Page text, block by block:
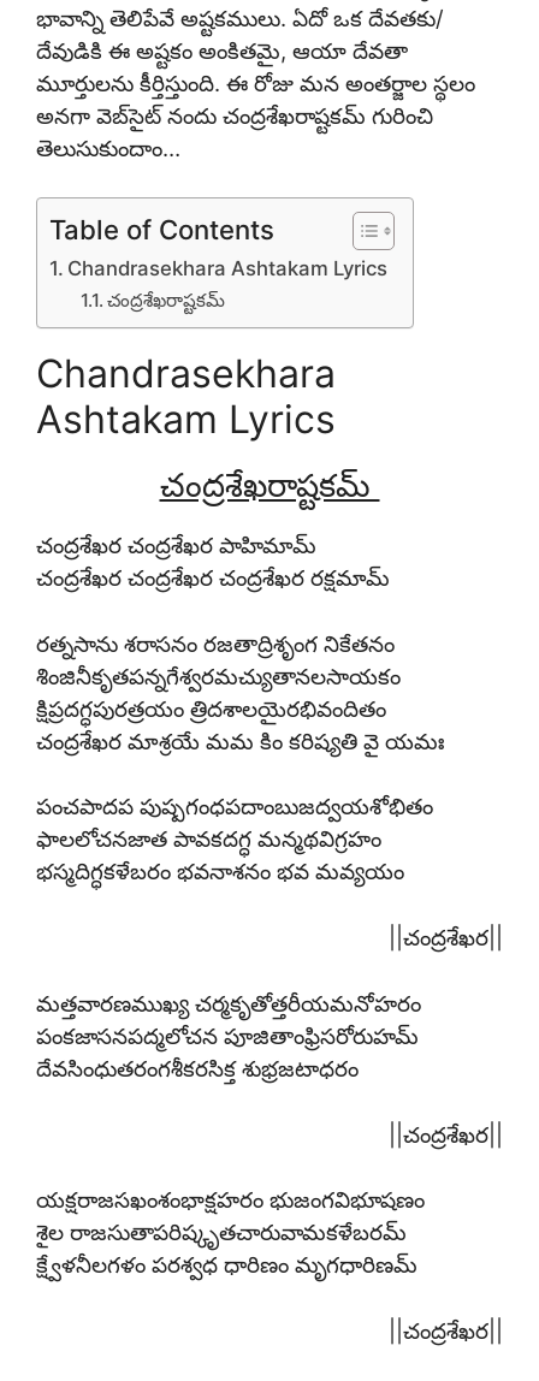
భావాన్ని తెలిపేవే అష్టకములు. ఏదో ఒక దేవతకు/
దేవుడికి ఈ అష్టకం అంకితమై, ఆయా దేవతా
మూర్తులను కీర్తిస్తుంది. ఈ రోజు మన అంతర్జాల స్థలం
అనగా వెబ్‌సైట్ నందు చంద్రశేఖరాష్టకమ్ గురించి
తెలుసుకుందాం…
Table of Contents
Chandrasekhara Ashtakam Lyrics
చంద్రశేఖరాష్టకమ్
Chandrasekhara
Ashtakam Lyrics
చంద్రశేఖరాష్టకమ్
చంద్రశేఖర చంద్రశేఖర పాహిమామ్
చంద్రశేఖర చంద్రశేఖర చంద్రశేఖర రక్షమామ్
రత్నసాను శరాసనం రజతాద్రిశృంగ నికేతనం
శింజినీకృతపన్నగేశ్వరమచ్యుతానలసాయకం
క్షిప్రదగ్ధపురత్రయం త్రిదశాలయైరభివందితం
చంద్రశేఖర మాశ్రయే మమ కిం కరిష్యతి వై యమః
పంచపాదప పుష్పగంధపదాంబుజద్వయశోభితం
ఫాలలోచనజాత పావకదగ్ధ మన్మథవిగ్రహం
భస్మదిగ్ధకళేబరం భవనాశనం భవ మవ్యయం
||చంద్రశేఖర||
మత్తవారణముఖ్య చర్మకృతోత్తరీయమనోహరం
పంకజాసనపద్మలోచన పూజితాంఫ్రిసరోరుహమ్
దేవసింధుతరంగశీకరసిక్త శుభ్రజటాధరం
||చంద్రశేఖర||
యక్షరాజసఖంశంభాక్షహరం భుజంగవిభూషణం
శైల రాజసుతాపరిష్కృతచారువామకళేబరమ్
క్ష్వేళనీలగళం పరశ్వధ ధారిణం మృగధారిణమ్
||చంద్రశేఖర||